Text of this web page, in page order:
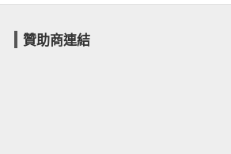
贊助商連結